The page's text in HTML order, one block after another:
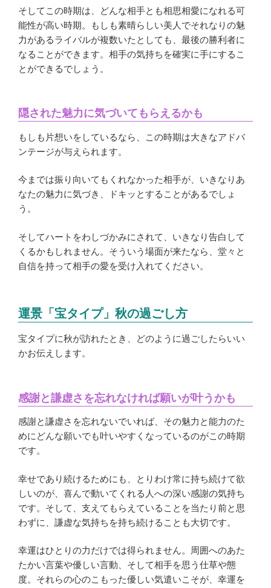
そしてこの時期は、どんな相手とも相思相愛になれる可
能性が高い時期。もしも素晴らしい美人でそれなりの魅
力があるライバルが複数いたとしても、最後の勝利者に
なることができます。相手の気持ちを確実に手にするこ
とができるでしょう。
隠された魅力に気づいてもらえるかも
もしも片想いをしているなら、この時期は大きなアドバ
ンテージが与えられます。
今までは振り向いてもくれなかった相手が、いきなりあ
なたの魅力に気づき、ドキッとすることがあるでしょ
う。
そしてハートをわしづかみにされて、いきなり告白して
くるかもしれません。そういう場面が来たなら、堂々と
自信を持って相手の愛を受け入れてください。
運景「宝タイプ」秋の過ごし方
宝タイプに秋が訪れたとき、どのように過ごしたらいい
かお伝えします。
感謝と謙虚さを忘れなければ願いが叶うかも
感謝と謙虚さを忘れないでいれば、その魅力と能力のた
めにどんな願いでも叶いやすくなっているのがこの時期
です。
幸せであり続けるためにも、とりわけ常に持ち続けて欲
しいのが、喜んで動いてくれる人への深い感謝の気持ち
です。そして、支えてもらえていることを当たり前と思
わずに、謙虚な気持ちを持ち続けることも大切です。
幸運はひとりの力だけでは得られません。周囲へのあた
たかい言葉や優しい言動、そして相手を思う仕草や態
度。それらの心のこもった優しい気遣いこそが、幸運を